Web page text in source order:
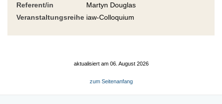
Referent/in
Martyn Douglas
Veranstaltungsreihe iaw-Colloquium
aktualisiert am 06. August 2026
zum Seitenanfang